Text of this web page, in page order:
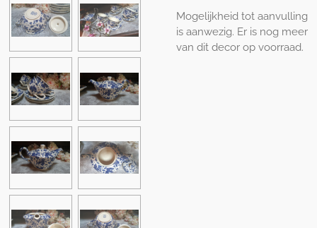
Mogelijkheid tot aanvulling
is aanwezig. Er is nog meer
van dit decor op voorraad.